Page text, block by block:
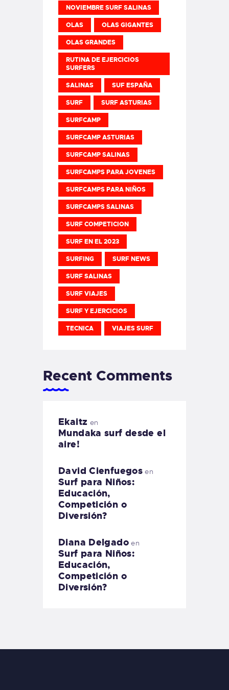
NOVIEMBRE SURF SALINAS
OLAS OLAS GIGANTES
OLAS GRANDES
RUTINA DE EJERCICIOS
SURFERS
SALINAS SUF ESPAÑA
SURF SURF ASTURIAS
SURFCAMP
SURFCAMP ASTURIAS
SURFCAMP SALINAS
SURFCAMPS PARA JOVENES
SURFCAMPS PARA NIÑOS
SURFCAMPS SALINAS
SURF COMPETICION
SURF EN EL 2023
SURFING SURF NEWS
SURF SALINAS
SURF VIAJES
SURF Y EJERCICIOS
TECNICA VIAJES SURF
Recent Comments
Ekaitz en
Mundaka surf desde el
aire!
David Cienfuegos en
Surf para Niños:
Educación,
Competición o
Diversión?
Diana Delgadoen
Surf para Niños:
Educación,
Competición o
Diversión?